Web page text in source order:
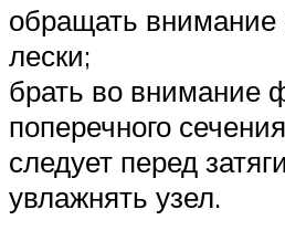
обращать
лески;
брать во внимание
поперечного
следует перед
увлажнять узел.